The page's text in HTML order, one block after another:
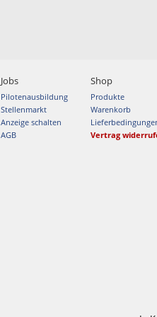
Jobs
Pilotenausbildung
Stellenmarkt
Anzeige schalten
AGB
Shop
Produkte
Warenkorb
Vertrag